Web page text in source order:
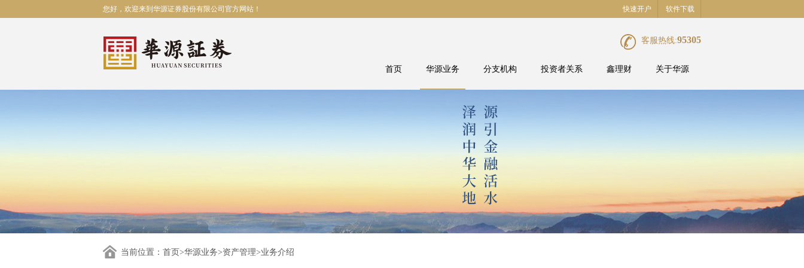
您好，欢迎来到华源证券股份有限公司官方网站！ 快速开户 软件下载
客服热线:95305
首页 华源业务 分支机构 投资者关系 鑫理财 关于华源
当前位置： 首页>华源业务>资产管理>业务介绍